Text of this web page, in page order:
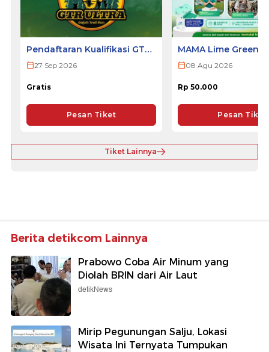
Pendaftaran Kualifikasi GTR
ULTRA 2026
27 Sep 2026
Gratis
Pesan Tiket
MAMA Lime Green
2026 - SURABAYA
08 Agu 2026
Rp 50.000
Pesan Tiket
Tiket Lainnya
Berita detikcom Lainnya
Prabowo Coba Air Minum yang
Diolah BRIN dari Air Laut
detikNews
Mirip Pegunungan Salju, Lokasi
Wisata Ini Ternyata Tumpukan